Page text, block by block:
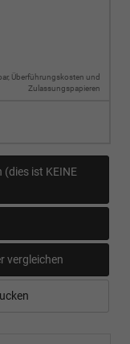
Überführungskosten und
Zulassungspapieren
ist KEINE
vergleichen